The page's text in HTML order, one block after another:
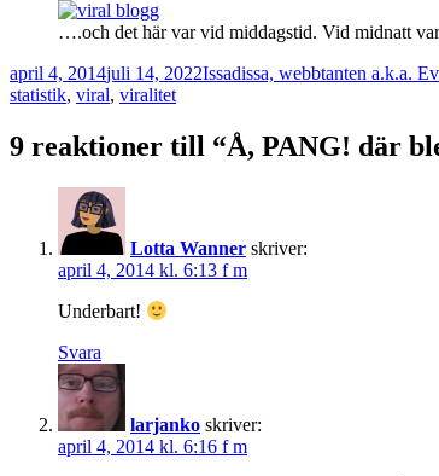
….och det här var vid middagstid. Vid midnatt
Postat
april 4, 2014juli 14, 2022Författare
Issadissa, webbtanten a.k.a.
statistik, viral, viralitet
9 reaktioner till “Å, PANG! där
Lotta Wanner skriver:
april 4, 2014 kl. 6:13 f m
Underbart!
Svara
larjanko skriver:
april 4, 2014 kl. 6:16 f m